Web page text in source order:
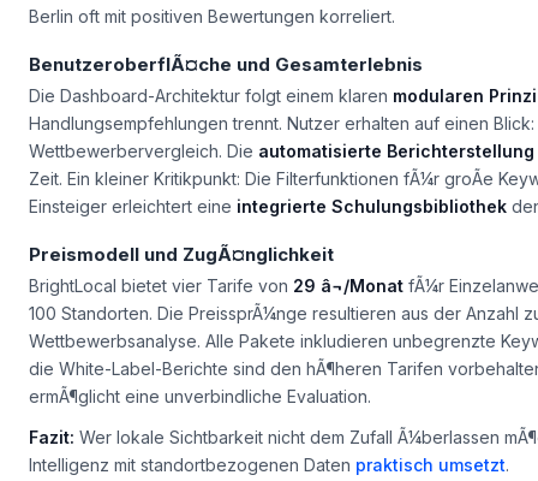
Berlin oft mit positiven Bewertungen korreliert.
BenutzeroberflÃ¤che und Gesamterlebnis
Die Dashboard-Architektur folgt einem klaren modularen
Handlungsempfehlungen trennt. Nutzer erhalten auf einen Blick:
Wettbewerbervergleich. Die automatisierte Berichterstellung
Zeit. Ein kleiner Kritikpunkt: Die Filterfunktionen fÃ¼r groÃe
Einsteiger erleichtert eine integrierte Schulungsbibliothek
Preismodell und ZugÃ¤nglichkeit
BrightLocal bietet vier Tarife von 29 â¬/Monat fÃ¼r
100 Standorten. Die PreissprÃ¼nge resultieren aus der
Wettbewerbsanalyse. Alle Pakete inkludieren unbegrenzte
die White-Label-Berichte sind den hÃ¶heren Tarifen
ermÃ¶glicht eine unverbindliche Evaluation.
Fazit: Wer lokale Sichtbarkeit nicht dem Zufall Ã¼berlassen
Intelligenz mit standortbezogenen Daten praktisch umsetzt.